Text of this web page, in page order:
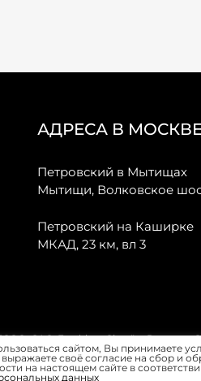
АДРЕСА В
Петровский в Мытищах
Мытищи, Волковское
Петровский на Каширке
МКАД, 23 км, вл 3
GAC, Forthing, Citroёn, Peugeot,
сайтом, Вы принимаете
своё согласие на сбор и
на настоящем сайте в
данных